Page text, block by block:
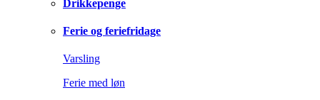
Drikkepenge
Ferie og feriefridage
Varsling
Ferie med løn